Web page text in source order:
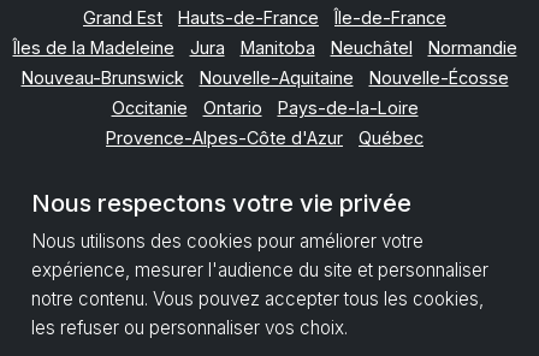
Grand Est
Hauts-de-France
Île-de-France
Îles de la Madeleine
Jura Manitoba Neuchâtel
Normandie
Nouveau-Brunswick
Nouvelle-Aquitaine
Nouvelle-Écosse
Occitanie
Ontario
Pays-de-la-Loire
Provence-Alpes-Côte d'Azur
Québec
Mentions Légales
Politique de Données
Paramètres des cookies
Retour en haut
Nous respectons votre vie privée
Nous utilisons des cookies pour améliorer votre
expérience, mesurer l'audience du site et personnaliser
notre contenu. Vous pouvez accepter tous les cookies,
les refuser ou personnaliser vos choix.